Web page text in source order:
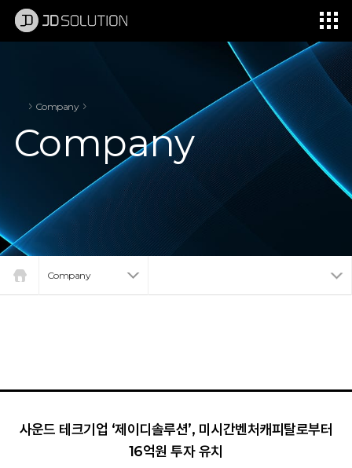
Company
Company
Company
사운드 테크기업 ‘제이디솔루션’, 미시간벤처캐피탈로부터
16억원 투자 유치